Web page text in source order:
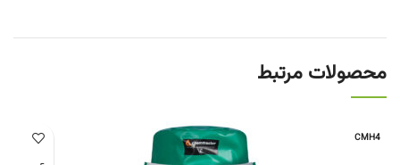
محصولات مرتبط
CMH4